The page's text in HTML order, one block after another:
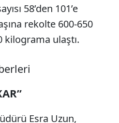
58’den 101’e
rekolte 600-650
kilograma ulaştı.
Esra Uzun,